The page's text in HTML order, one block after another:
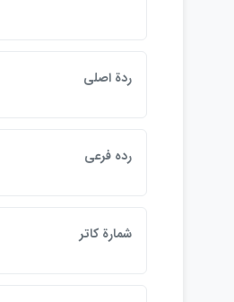
ردة اصلي
رده فرعي
شمارة كاتر